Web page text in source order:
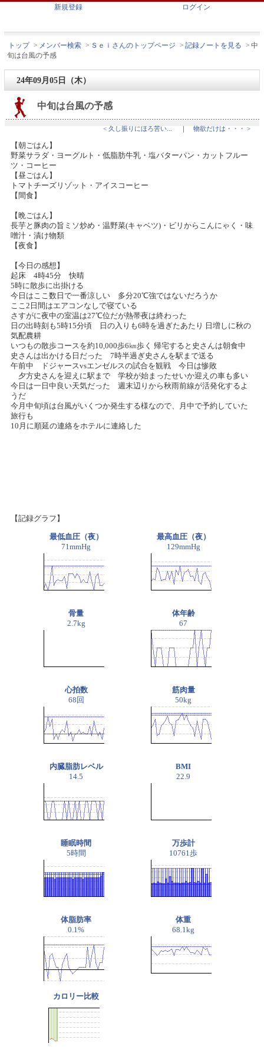
新規登録 ログイン
トップ > メンバー検索 > Ｓｅｉさんのトップページ > 記録ノートを見る > 中
旬は台風の予感
24年09月05日（木）
中旬は台風の予感
< 久し振りにほろ苦い... ｜ 物欲だけは・・・ >
【朝ごはん】
野菜サラダ・ヨーグルト・低脂肪牛乳・塩バターパン・カットフルー
ツ・コーヒー
【昼ごはん】
トマトチーズリゾット・アイスコーヒー
【間食】
【晩ごはん】
長芋と豚肉の旨ミソ炒め・温野菜(キャベツ)・ビリからこんにゃく・味
噌汁・漬け物類
【夜食】
【今日の感想】
起床 4時45分 快晴
5時に散歩に出掛ける
今日はここ数日で一番涼しい 多分20℃強ではないだろうか
ここ2日間はエアコンなしで寝ている
さすがに夜中の室温は27℃位だが熱帯夜は終わった
日の出時刻も5時15分頃 日の入りも6時を過ぎたあたり 日増しに秋の
気配農耕
いつもの散歩コースを約10,000歩6㎞歩く 帰宅すると史さんは朝食中
史さんは出かける日だった 7時半過ぎ史さんを駅まで送る
午前中 ドジャースvsエンゼルスの試合を観戦 今日は惨敗
夕方史さんを迎えに駅まで 学校が始まったせいか迎えの車も多い
今日は一日中良い天気だった 週末辺りから秋雨前線が活発化するよ
うだ
今月中旬頃は台風がいくつか発生する様なので、月中で予約していた
旅行も
10月に順延の連絡をホテルに連絡した
【記録グラフ】
最低血圧（夜）
71mmHg
最高血圧（夜）
129mmHg
骨量
2.7kg
体年齢
67
心拍数
68回
筋肉量
50kg
内臓脂肪レベル
14.5
BMI
22.9
睡眠時間
5時間
万歩計
10761歩
体脂肪率
0.1%
体重
68.1kg
カロリー比較